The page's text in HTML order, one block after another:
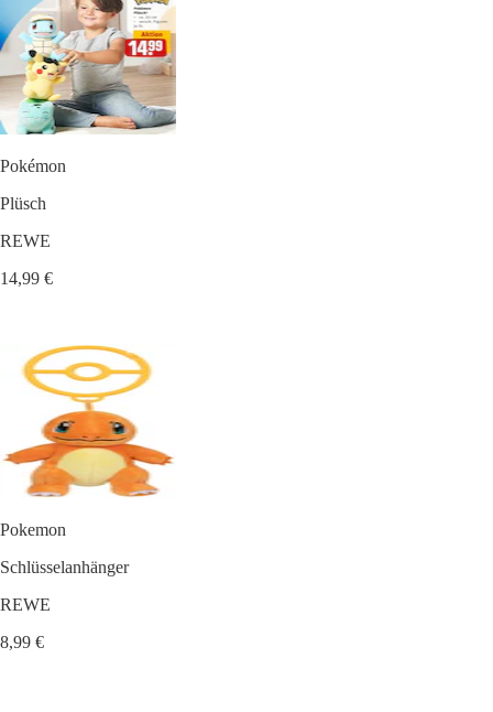
Pokémon
Plüsch
REWE
14,99 €
Pokemon
Schlüsselanhänger
REWE
8,99 €